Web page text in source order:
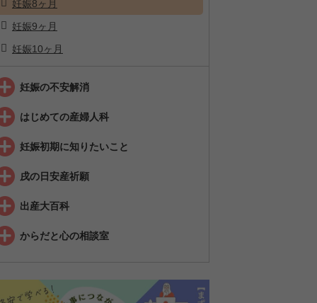
妊娠8ヶ月
妊娠9ヶ月
妊娠10ヶ月
妊娠の不安解消
はじめての産婦人科
妊娠初期に知りたいこと
戌の日安産祈願
出産大百科
からだと心の相談室